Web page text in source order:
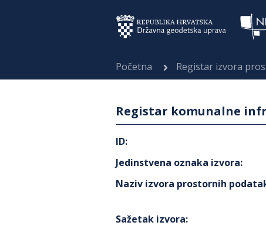
Početna Registar izvora
Registar komunalne
ID:
Jedinstvena oznaka izvora:
Naziv izvora prostornih
Sažetak izvora: